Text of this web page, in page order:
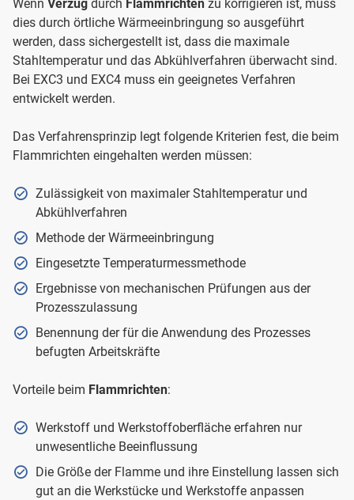
Wenn Verzug durch Flammrichten zu korrigieren ist, muss
dies durch örtliche Wärmeeinbringung so ausgeführt
werden, dass sichergestellt ist, dass die maximale
Stahltemperatur und das Abkühlverfahren überwacht sind.
Bei EXC3 und EXC4 muss ein geeignetes Verfahren
entwickelt werden.
Das Verfahrensprinzip legt folgende Kriterien fest, die beim
Flammrichten eingehalten werden müssen:
Zulässigkeit von maximaler Stahltemperatur und
Abkühlverfahren
Methode der Wärmeeinbringung
Eingesetzte Temperaturmessmethode
Ergebnisse von mechanischen Prüfungen aus der
Prozesszulassung
Benennung der für die Anwendung des Prozesses
befugten Arbeitskräfte
Vorteile beim Flammrichten:
Werkstoff und Werkstoffoberfläche erfahren nur
unwesentliche Beeinflussung
Die Größe der Flamme und ihre Einstellung lassen sich
gut an die Werkstücke und Werkstoffe anpassen